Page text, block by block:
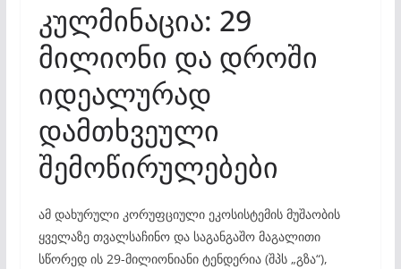
კულმინაცია: 29
მილიონი და დროში
იდეალურად
დამთხვეული
შემოწირულებები
ამ დახურული კორუფციული ეკოსისტემის მუშაობის
ყველაზე თვალსაჩინო და საგანგაშო მაგალითი
სწორედ ის 29-მილიონიანი ტენდერია (შპს „გზა“),